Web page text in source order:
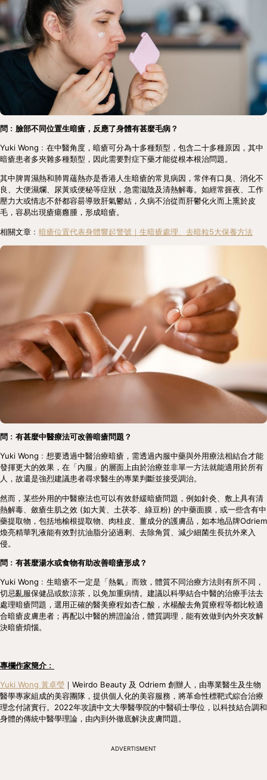
問﹕臉部不同位置生暗瘡，反應了身體有甚麼毛病？
Yuki Wong﹕在中醫角度，暗瘡可分為十多種類型，包含二十多種原因，其中
暗瘡患者多夾雜多種類型，因此需要對症下藥才能從根本根治問題。
其中脾胃濕熱和肺胃蘊熱亦是香港人生暗瘡的常見病因，常伴有口臭、消化不
良、大便濕爛、尿黃或便秘等症狀，急需滋陰及清熱解毒。如經常捱夜、工作
壓力大或情志不舒都容昜導致肝氣鬱結，久病不治從而肝鬱化火而上熏於皮
毛，容易出現瘡瘍癰腫，形成暗瘡。
相關文章﹕ 暗瘡位置代表身體響起警號｜生暗瘡處理、去暗粒5大保養方法
問﹕有甚麼中醫療法可改善暗瘡問題？
Yuki Wong﹕想要透過中醫治療暗瘡，需透過內服中藥與外用療法相結合才能
發揮更大的效果，在「內服」的層面上由於治療並非單一方法就能適用於所有
人，故還是強烈建議患者尋求醫生的專業判斷並接受調治。
然而，某些外用的中醫療法也可以有效舒緩暗瘡問題，例如針灸、敷上具有清
熱解毒、斂瘡生肌之效 (如大黃、土茯苓、綠豆粉) 的中藥面膜，或一些含有中
藥提取物，包括地榆根提取物、肉桂皮、薑成分的護膚品，如本地品牌Odriem
煥亮精華乳液能有效對抗油脂分泌過剩、去除角質、減少細菌生長抗外來入
侵。
問﹕有甚麼湯水或食物有助改善暗瘡形成？
Yuki Wong﹕生暗瘡不一定是「熱氣」而致，體質不同治療方法則有所不同，
切忌亂服保健品或飲涼茶，以免加重病情。建議以科學結合中醫的治療手法去
處理暗瘡問題，選用正確的醫美療程如杏仁酸，水楊酸去角質療程等都比較適
合暗瘡皮膚患者；再配以中醫的辨證論治，體質調理，能有效做到內外夾攻解
決暗瘡煩惱。
專欄作家簡介﹕
Yuki Wong 黃卓瑩 ｜Weirdo Beauty 及 Odriem 創辦人，由專業醫生及生物
醫學專家組成的美容團隊，提供個人化的美容服務，將革命性標靶式綜合治療
理念付諸實行。2022年攻讀中文大學醫學院的中醫碩士學位，以科技結合調和
身體的傳統中醫學理論，由內到外徹底解決皮膚問題。
ADVERTISMENT